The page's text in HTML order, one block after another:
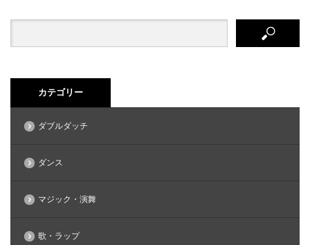
カテゴリー
ダブルダッチ
ダンス
マジック・演舞
歌・ラップ